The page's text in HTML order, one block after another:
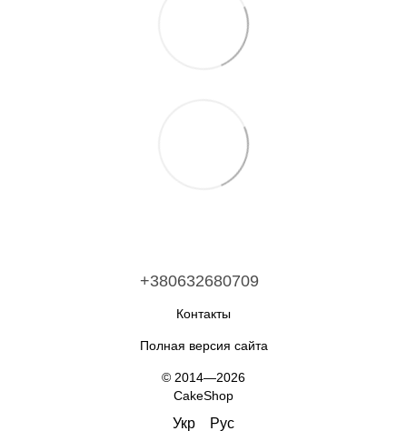
+380632680709
Контакты
Полная версия сайта
© 2014—2026
CakeShop
Укр Рус